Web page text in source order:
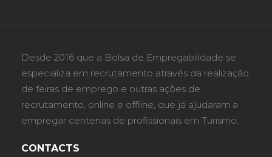
Desde 2016 que a Bolsa de Empregabilidade se
especializa em recrutamento através da realização
de feiras de emprego e outras ações de
recrutamento, online e offline, que já ajudaram a
empregar centenas de profissionais em Turismo.
CONTACTS